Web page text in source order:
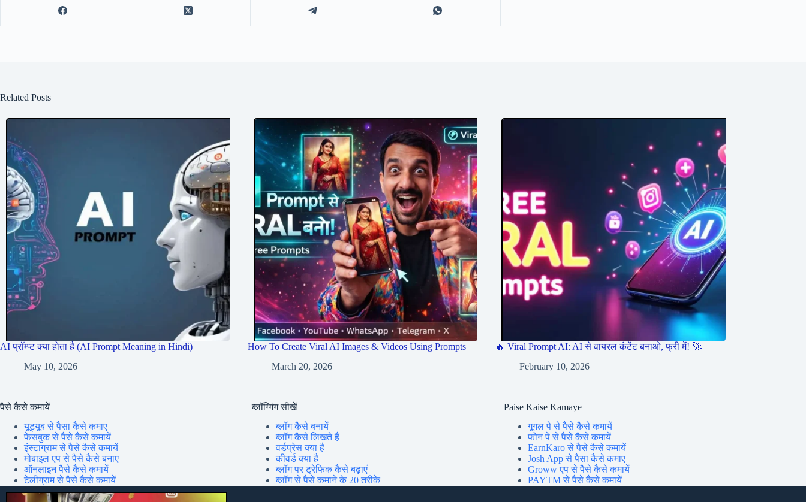
Related Posts
AI प्रॉम्प्ट क्या होता है (AI Prompt Meaning in Hindi)
May 10, 2026
How To Create Viral AI Images & Videos Using Prompts
March 20, 2026
🔥 Viral Prompt AI: AI से वायरल कंटेंट बनाओ, फ्री में! 🚀
February 10, 2026
पैसे कैसे कमायें
यूट्यूब से पैसा कैसे कमाए
फेसबुक से पैसे कैसे कमायें
इंस्टाग्राम से पैसे कैसे कमायें
मोबाइल एप से पैसे कैसे बनाए
ऑनलाइन पैसे कैसे कमायें
टेलीग्राम से पैसे कैसे कमायें
ब्लॉग्गिंग सीखें
ब्लॉग कैसे बनायें
ब्लॉग कैसे लिखते हैं
वर्डप्रेस क्या है
कीवर्ड क्या है
ब्लॉग पर ट्रेफिक कैसे बढ़ाएं |
ब्लॉग से पैसे कमाने के 20 तरीके
Paise Kaise Kamaye
गूगल पे से पैसे कैसे कमायें
फोन पे से पैसे कैसे कमायें
EarnKaro से पैसे कैसे कमायें
Josh App से पैसा कैसे कमाए
Groww एप से पैसे कैसे कमायें
PAYTM से पैसे कैसे कमायें